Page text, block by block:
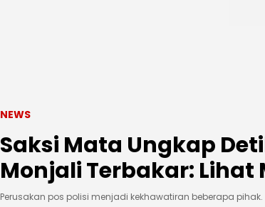
NEWS
Saksi Mata Ungkap
Monjali Terbakar: Lihat
Perusakan pos polisi menjadi kekhawatiran beberapa pihak.